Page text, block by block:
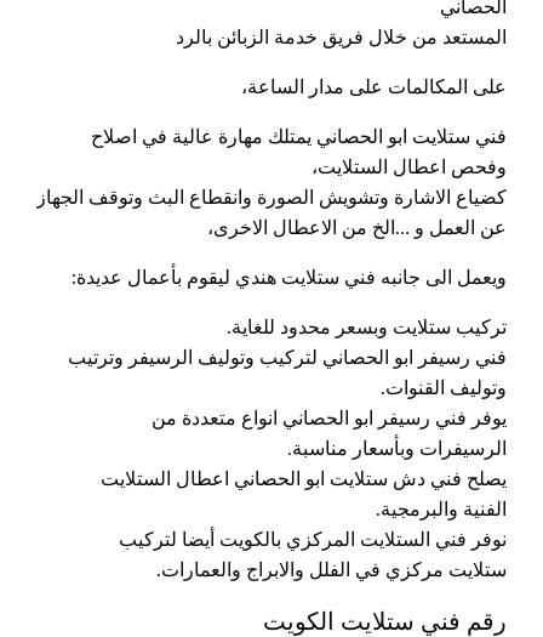
الحصاني
المستعد من خلال فريق خدمة الزبائن بالرد
على المكالمات على مدار الساعة،
فني ستلايت ابو الحصاني يمتلك مهارة عالية في اصلاح
وفحص اعطال الستلايت،
كضياع الاشارة وتشويش الصورة وانقطاع البث وتوقف الجهاز
عن العمل و …الخ من الاعطال الاخرى،
ويعمل الى جانبه فني ستلايت هندي ليقوم بأعمال عديدة:
تركيب ستلايت وبسعر محدود للغاية.
فني رسيفر ابو الحصاني لتركيب وتوليف الرسيفر وترتيب
وتوليف القنوات.
يوفر فني رسيفر ابو الحصاني انواع متعددة من
الرسيفرات وبأسعار مناسبة.
يصلح فني دش ستلايت ابو الحصاني اعطال الستلايت
الفنية والبرمجية.
نوفر فني الستلايت المركزي بالكويت أيضا لتركيب
ستلايت مركزي في الفلل والابراج والعمارات.
رقم فني ستلايت الكويت